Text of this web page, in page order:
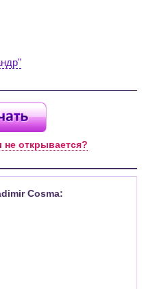
открывается?
Cosma: